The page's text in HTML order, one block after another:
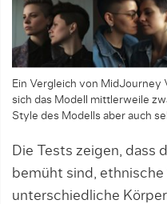
Ein Vergleich von MidJourney
sich das Modell mittlerweile
Style des Modells aber auch
Die Tests zeigen, dass
bemüht sind,
unterschiedliche